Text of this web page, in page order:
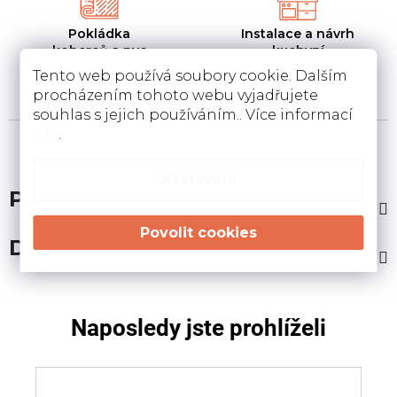
Tento web používá soubory cookie. Dalším
procházením tohoto webu vyjadřujete
souhlas s jejich používáním.. Více informací
.
Pokládka
koberců a pvc
Pokládka a zamněření
podlahovin u Vás doma
Instalace a návrh
kuchyní
Návrh kuchyní v 3D a
instalace u Vás doma
Popis
Diskuze
Naposledy jste prohlíželi